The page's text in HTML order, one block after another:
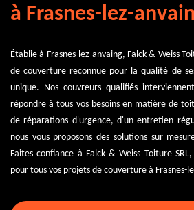
à Frasnes-lez-
Établie à Frasnes-lez-anvaing, Falck & Weiss
de couverture reconnue pour la qualité de
unique. Nos couvreurs qualifiés
répondre à tous vos besoins en matière de
de réparations d'urgence, d'un entretien
nous vous proposons des solutions sur
Faites confiance à Falck & Weiss Toiture
pour tous vos projets de couverture à Frasnes-